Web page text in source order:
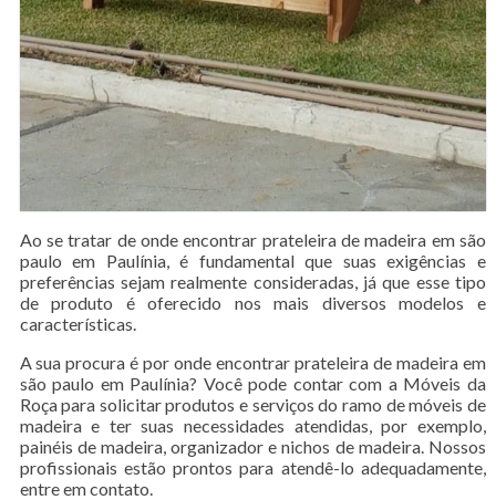
Ao se tratar de onde encontrar prateleira de madeira em são
paulo em Paulínia, é fundamental que suas exigências e
preferências sejam realmente consideradas, já que esse tipo
de produto é oferecido nos mais diversos modelos e
características.
A sua procura é por onde encontrar prateleira de madeira em
são paulo em Paulínia? Você pode contar com a Móveis da
Roça para solicitar produtos e serviços do ramo de móveis de
madeira e ter suas necessidades atendidas, por exemplo,
painéis de madeira, organizador e nichos de madeira. Nossos
profissionais estão prontos para atendê-lo adequadamente,
entre em contato.